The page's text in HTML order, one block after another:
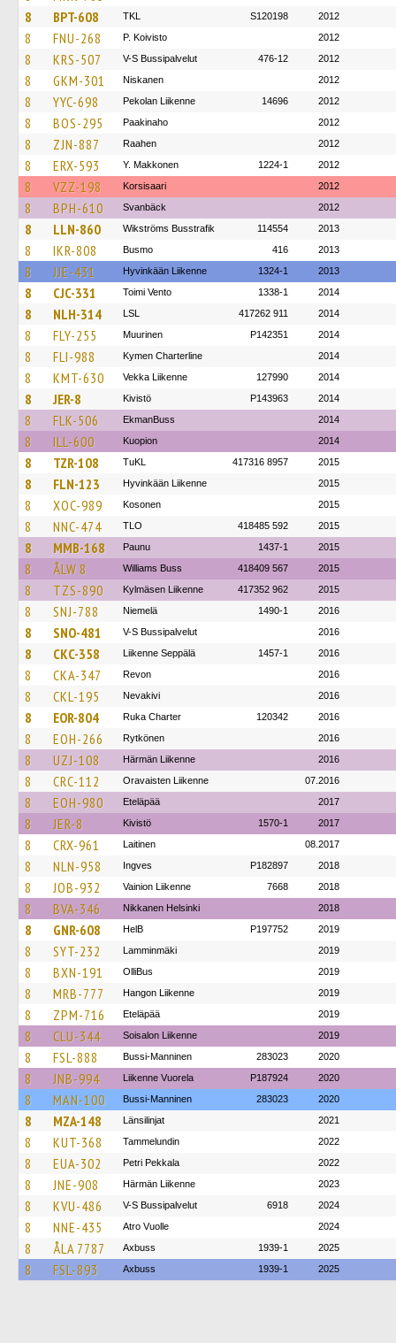
8 BPT-608 TKL S120198 2012
8 FNU-268 P. Koivisto 2012
8 KRS-507 V-S Bussipalvelut 476-12 2012
8 GKM-301 Niskanen 2012
8 YYC-698 Pekolan Liikenne 14696 2012
8 BOS-295 Paakinaho 2012
8 ZJN-887 Raahen 2012
8 ERX-593 Y. Makkonen 1224-1 2012
8 VZZ-198 Korsisaari 2012
8 BPH-610 Svanbäck 2012
8 LLN-860 Wikströms Busstrafik 114554 2013
8 IKR-808 Busmo 416 2013
8 JJE-431 Hyvinkään Liikenne 1324-1 2013
8 CJC-331 Toimi Vento 1338-1 2014
8 NLH-314 LSL 417262 911 2014
8 FLY-255 Muurinen P142351 2014
8 FLI-988 Kymen Charterline 2014
8 KMT-630 Vekka Liikenne 127990 2014
8 JER-8 Kivistö P143963 2014
8 FLK-506 EkmanBuss 2014
8 ILL-600 Kuopion 2014
8 TZR-108 TuKL 417316 8957 2015
8 FLN-123 Hyvinkään Liikenne 2015
8 XOC-989 Kosonen 2015
8 NNC-474 TLO 418485 592 2015
8 MMB-168 Paunu 1437-1 2015
8 ÅLW 8 Williams Buss 418409 567 2015
8 TZS-890 Kylmäsen Liikenne 417352 962 2015
8 SNJ-788 Niemelä 1490-1 2016
8 SNO-481 V-S Bussipalvelut 2016
8 CKC-358 Liikenne Seppälä 1457-1 2016
8 CKA-347 Revon 2016
8 CKL-195 Nevakivi 2016
8 EOR-804 Ruka Charter 120342 2016
8 EOH-266 Rytkönen 2016
8 UZJ-108 Härmän Liikenne 2016
8 CRC-112 Oravaisten Liikenne 07.2016
8 EOH-980 Eteläpää 2017
8 JER-8 Kivistö 1570-1 2017
8 CRX-961 Laitinen 08.2017
8 NLN-958 Ingves P182897 2018
8 JOB-932 Vainion Liikenne 7668 2018
8 BVA-346 Nikkanen Helsinki 2018
8 GNR-608 HelB P197752 2019
8 SYT-232 Lamminmäki 2019
8 BXN-191 OlliBus 2019
8 MRB-777 Hangon Liikenne 2019
8 ZPM-716 Eteläpää 2019
8 CLU-344 Soisalon Liikenne 2019
8 FSL-888 Bussi-Manninen 283023 2020
8 JNB-994 Liikenne Vuorela P187924 2020
8 MAN-100 Bussi-Manninen 283023 2020
8 MZA-148 Länsilinjat 2021
8 KUT-368 Tammelundin 2022
8 EUA-302 Petri Pekkala 2022
8 JNE-908 Härmän Liikenne 2023
8 KVU-486 V-S Bussipalvelut 6918 2024
8 NNE-435 Atro Vuolle 2024
8 ÅLA 7787 Axbuss 1939-1 2025
8 FSL-893 Axbuss 1939-1 2025